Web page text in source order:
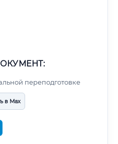
переподготовке
в Max